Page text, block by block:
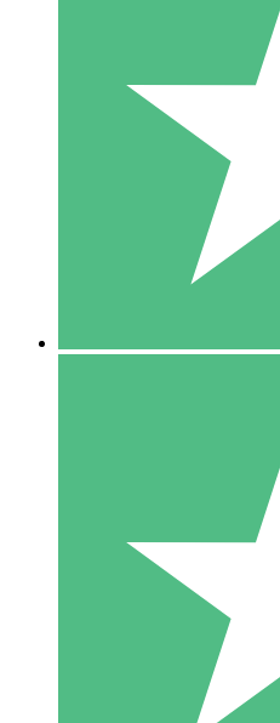
Paquetes de
Paga según el uso con
10